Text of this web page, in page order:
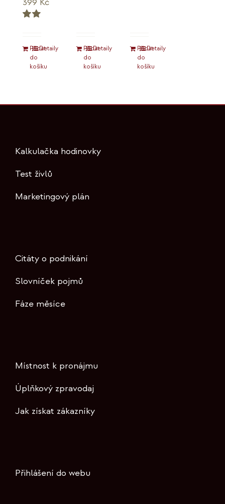
z 5Přidat
do
košíku
Detaily
Přidat
do
košíku
Detaily
Přidat
do
košíku
Detaily
Kalkulačka hodinovky
Test živlů
Marketingový plán
Citáty o podnikání
Slovníček pojmů
Fáze měsíce
Místnost k pronájmu
Úplňkový zpravodaj
Jak získat zákazníky
Přihlášení do webu